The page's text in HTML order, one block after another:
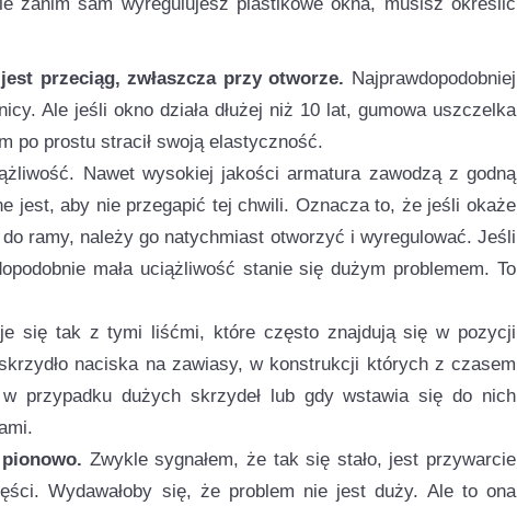
przeciąg, zwłaszcza przy otworze. Najprawdopodobniej
Ale jeśli okno działa dłużej niż 10 lat, gumowa uszczelka
po prostu stracił swoją elastyczność.
Nawet wysokiej jakości armatura zawodzą z godną
jest, aby nie przegapić tej chwili. Oznacza to, że jeśli okaże
ramy, należy go natychmiast otworzyć i wyregulować. Jeśli
mała uciążliwość stanie się dużym problemem. To
się tak z tymi liśćmi, które często znajdują się w pozycji
naciska na zawiasy, w konstrukcji których z czasem
przypadku dużych skrzydeł lub gdy wstawia się do nich
Zwykle sygnałem, że tak się stało, jest przywarcie
Wydawałoby się, że problem nie jest duży. Ale to ona